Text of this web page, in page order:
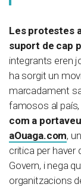
Les protestes
suport de cap
integrants eren
ha sorgit un
marcadament
famosos al país,
com a
aOuaga.com,
critica per haver
Govern, i nega
organitzacions